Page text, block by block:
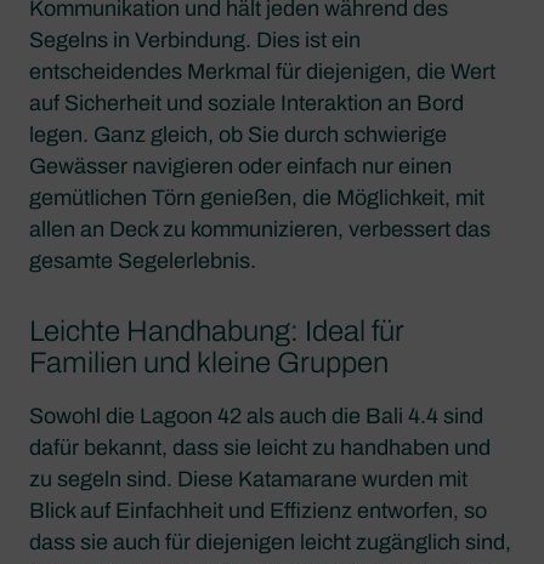
Kommunikation und hält jeden während des
Segelns in Verbindung. Dies ist ein
entscheidendes Merkmal für diejenigen, die Wert
auf Sicherheit und soziale Interaktion an Bord
legen. Ganz gleich, ob Sie durch schwierige
Gewässer navigieren oder einfach nur einen
gemütlichen Törn genießen, die Möglichkeit, mit
allen an Deck zu kommunizieren, verbessert das
gesamte Segelerlebnis.
Leichte Handhabung: Ideal für
Familien und kleine Gruppen
Sowohl die Lagoon 42 als auch die Bali 4.4 sind
dafür bekannt, dass sie leicht zu handhaben und
zu segeln sind. Diese Katamarane wurden mit
Blick auf Einfachheit und Effizienz entworfen, so
dass sie auch für diejenigen leicht zugänglich sind,